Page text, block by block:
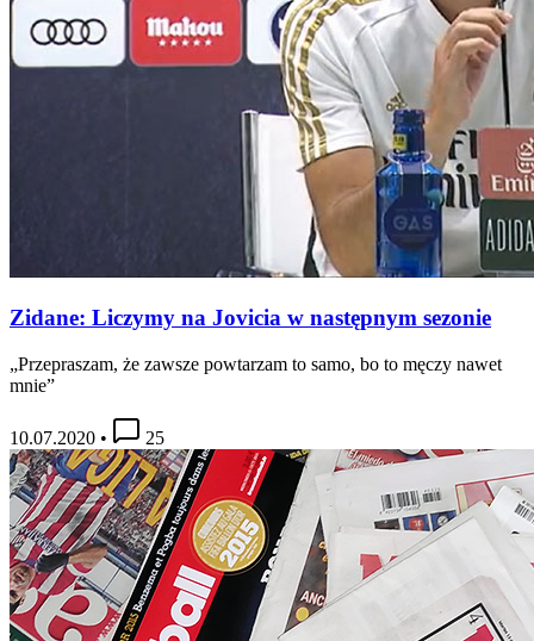
Zidane: Liczymy na Jovicia w następnym sezonie
„Przepraszam, że zawsze powtarzam to samo, bo to męczy nawet
mnie”
10.07.2020 • 25